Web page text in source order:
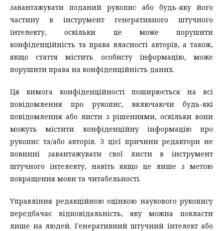
завантажувати поданий рукопис або будь-яку його
частину в інструмент генеративного штучного
інтелекту, оскільки це може порушити
конфіденційність та права власності авторів, а також,
якщо стаття містить особисту інформацію, може
порушити права на конфіденційність даних.
Ця вимога конфіденційності поширюється на всі
повідомлення про рукопис, включаючи будь-які
повідомлення або листи з рішеннями, оскільки вони
можуть містити конфіденційну інформацію про
рукопис та/або авторів. З цієї причини редактори не
повинні завантажувати свої листи в інструмент
штучного інтелекту, навіть якщо це лише з метою
покращення мови та читабельності.
Управління редакційною оцінкою наукового рукопису
передбачає відповідальність, яку можна покласти
лише на людей. Генеративний штучний інтелект або